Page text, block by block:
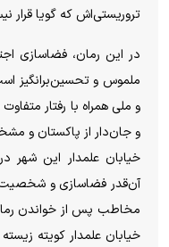
تروریستی‌اش که گویا
در این رمان، فضاسازی
ملموس و تحسین‌برانگیز
و ملی همراه با رفتار
و جان‌دار از پاکستان و
خیابان علمدار این
آن‌قدر فضاسازی و
مخاطب پس از خواندن
خیابان علمدار کویته